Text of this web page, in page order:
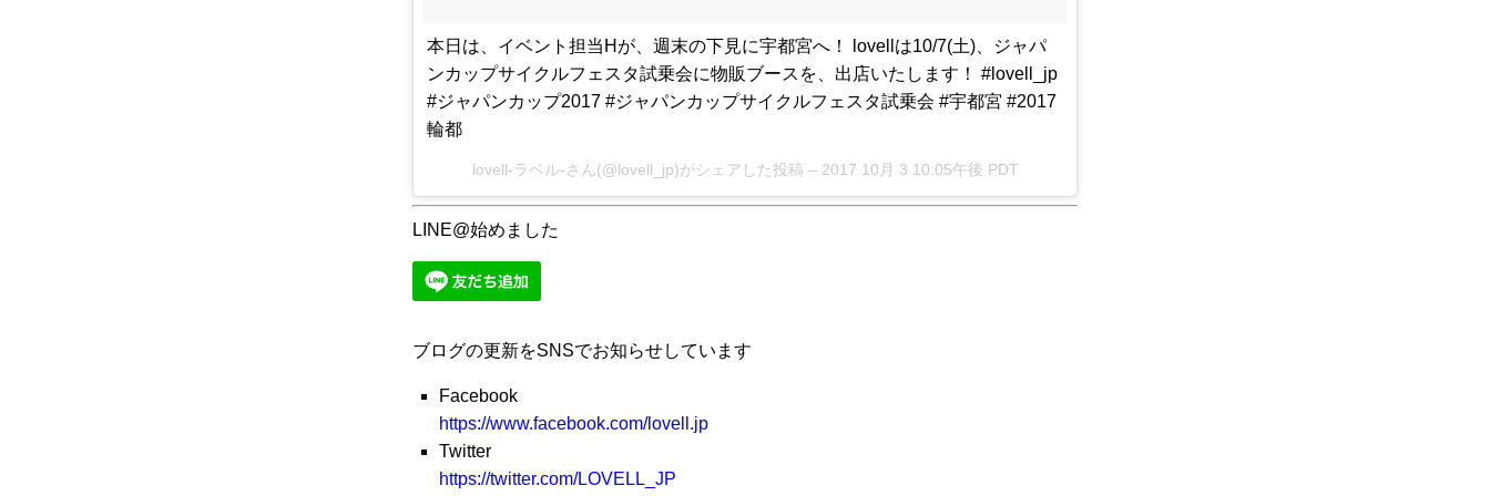
本日は、イベント担当Hが、週末の下見に宇都宮へ！ lovellは10/7(土)、ジャパ
ンカップサイクルフェスタ試乗会に物販ブースを、出店いたします！ #lovell_jp
#ジャパンカップ2017 #ジャパンカップサイクルフェスタ試乗会 #宇都宮 #2017
輪都
lovell-ラベル-さん(@lovell_jp)がシェアした投稿 – 2017 10月 3 10:05午後 PDT
LINE@始めました
ブログの更新をSNSでお知らせしています
Facebook
https://www.facebook.com/lovell.jp
Twitter
https://twitter.com/LOVELL_JP